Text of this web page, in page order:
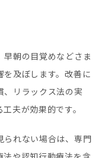
朝の目覚めなどさま
及ぼします。改善に
、リラックス法の実
夫が効果的です。
られない場合は、専門